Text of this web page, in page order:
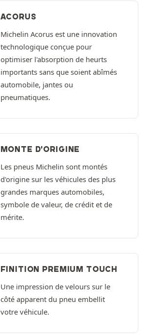
ACORUS
Michelin Acorus est une innovation
technologique conçue pour
optimiser l'absorption de heurts
importants sans que soient abîmés
automobile, jantes ou
pneumatiques.
MONTE D'ORIGINE
Les pneus Michelin sont montés
d'origine sur les véhicules des plus
grandes marques automobiles,
symbole de valeur, de crédit et de
mérite.
FINITION PREMIUM TOUCH
Une impression de velours sur le
côté apparent du pneu embellit
votre véhicule.